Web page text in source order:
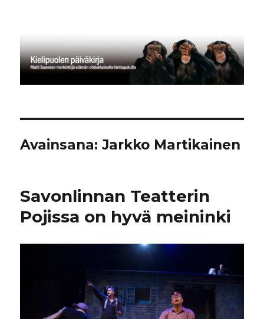
Avainsana:Jarkko Martikainen
Savonlinnan Teatterin
Pojissa on hyvä meininki